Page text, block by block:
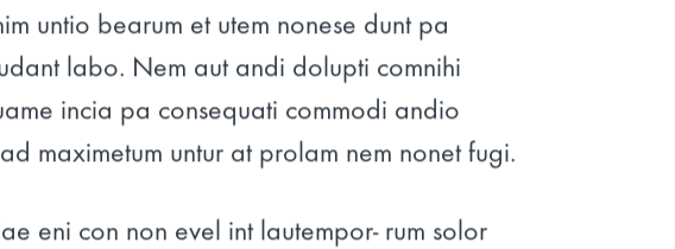
untio bearum et utem nonese dunt pa
labo. Nem aut andi dolupti comnihi
incia pa consequati commodi andio
maximetum untur at prolam nem nonet fugi.
eni con non evel int lautempor- rum solor